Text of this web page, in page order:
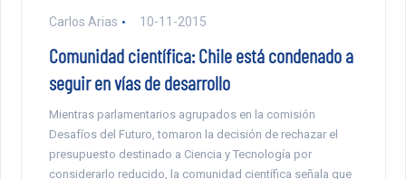
Carlos Arias 10-11-2015
Comunidad científica: Chile está condenado a
seguir en vías de desarrollo
Mientras parlamentarios agrupados en la comisión
Desafíos del Futuro, tomaron la decisión de rechazar el
presupuesto destinado a Ciencia y Tecnología por
considerarlo reducido, la comunidad científica señala que